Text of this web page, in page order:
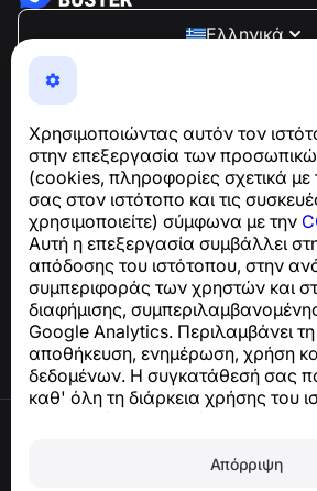
Χρησιμοποιώντας αυτόν τον
στην επεξεργασία των
(cookies, πληροφορίες σχετικά με
σας στον ιστότοπο και τις
χρησιμοποιείτε) σύμφωνα με την
Αυτή η επεξεργασία συμβάλλει
απόδοσης του ιστότοπου, στην
συμπεριφοράς των χρηστών και
διαφήμισης,
Google Analytics. Περιλαμβάνει
αποθήκευση, ενημέρωση, χρήση
δεδομένων. Η συγκατάθεσή σας
καθ' όλη τη διάρκεια χρήσης του
συμφωνείτε, σταματήστε να
ρυθμίσεις του προγράμματος
Απόρριψη
Ελληνικά
NumBuster © 2013—2026 ·
Μια εύχρηστη εφαρμογή που σας
Για ερωτήσεις σχετικά με τη
support@numbuster.com
Κέντρο βοήθειας
Ειδήσεις και Άρθρα
Σχετικά με το έργο
Επαφές